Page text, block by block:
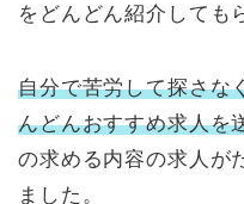
をどんどん紹介しても
自分で苦労して探さな
んどんおすすめ求人を
の求める内容の求人が
ました。